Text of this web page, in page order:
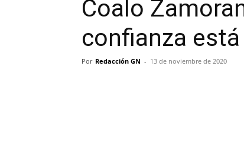
Coalo
confianza
Por Redacción GN - 13 de noviembre de 2020